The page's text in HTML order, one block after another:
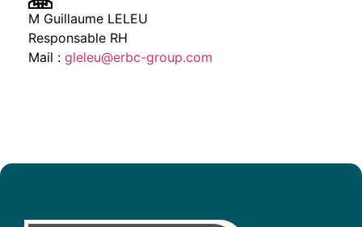
M Guillaume LELEU
Responsable RH
Mail : gleleu@erbc-group.com